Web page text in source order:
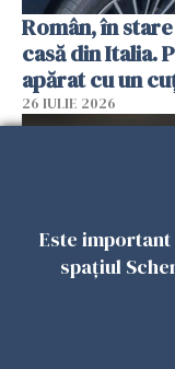
Român, în
casă din Italia.
apărat cu un
26 IULIE 2026
Este
spațiul